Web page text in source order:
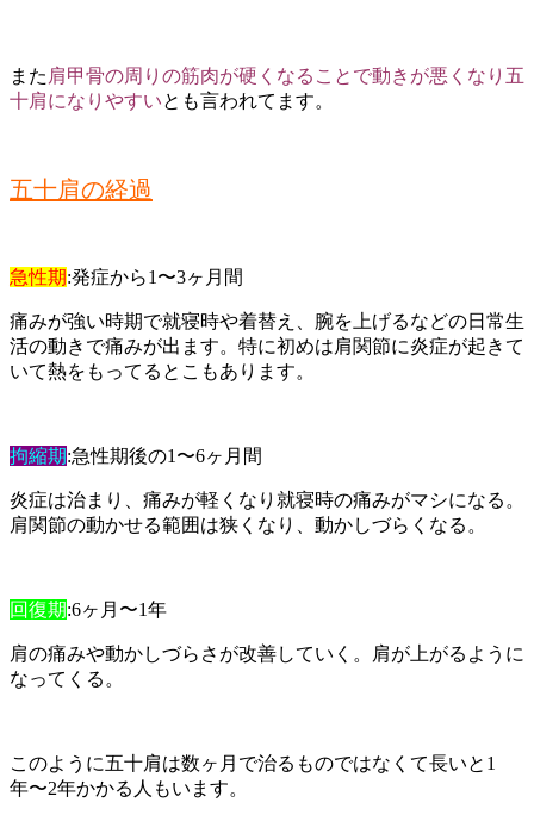
また 肩甲骨の周りの筋肉が硬くなることで動きが悪くなり五
十肩になりやすいとも言われてます。
五十肩の経過
急性期:発症から1〜3ヶ月間
痛みが強い時期で就寝時や着替え、腕を上げるなどの日常生
活の動きで痛みが出ます。特に初めは肩関節に炎症が起きて
いて熱をもってるとこもあります。
拘縮期:急性期後の1〜6ヶ月間
炎症は治まり、痛みが軽くなり就寝時の痛みがマシになる。
肩関節の動かせる範囲は狭くなり、動かしづらくなる。
回復期:6ヶ月〜1年
肩の痛みや動かしづらさが改善していく。肩が上がるように
なってくる。
このように五十肩は数ヶ月で治るものではなくて長いと1
年〜2年かかる人もいます。